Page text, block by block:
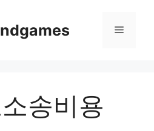
Menu
송비용